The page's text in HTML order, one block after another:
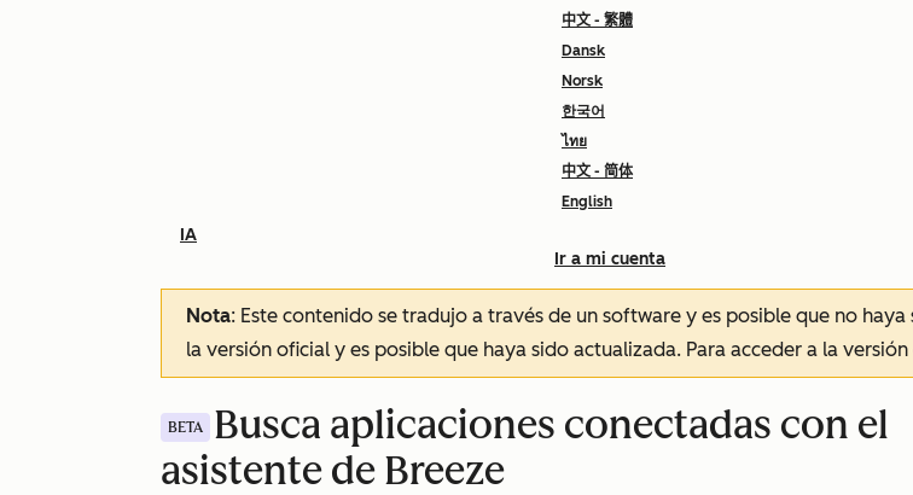
中文 - 繁體
Dansk
Norsk
한국어
ไทย
中文 - 简体
English
Ir a mi cuenta
IA
Nota: Este contenido se tradujo a través de un software y es posible que no
la versión oficial y es posible que haya sido actualizada. Para acceder a la versión
BETA
Busca aplicaciones conectadas con el
asistente de Breeze